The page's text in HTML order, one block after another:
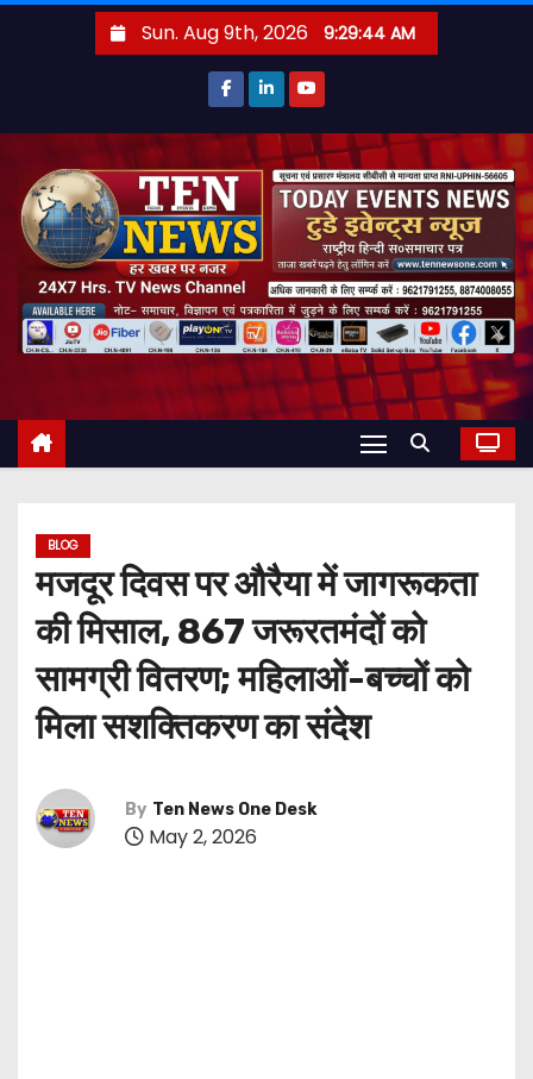
t
Sun. Aug 9th, 2026 9:29:45 AM
BLOG
मजदूर दिवस पर औरैया में जागरूकता
की मिसाल, 867 जरूरतमंदों को
सामग्री वितरण; महिलाओं-बच्चों को
मिला सशक्तिकरण का संदेश
By Ten News One Desk
May 2, 2026